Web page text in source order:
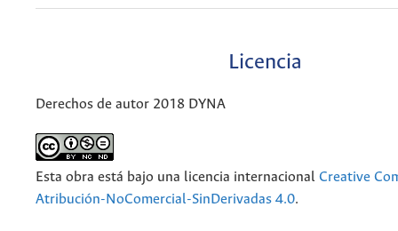
Licencia
Derechos de autor 2018 DYNA
Esta obra está bajo una licencia internacional Creative
Atribución-NoComercial-SinDerivadas 4.0.